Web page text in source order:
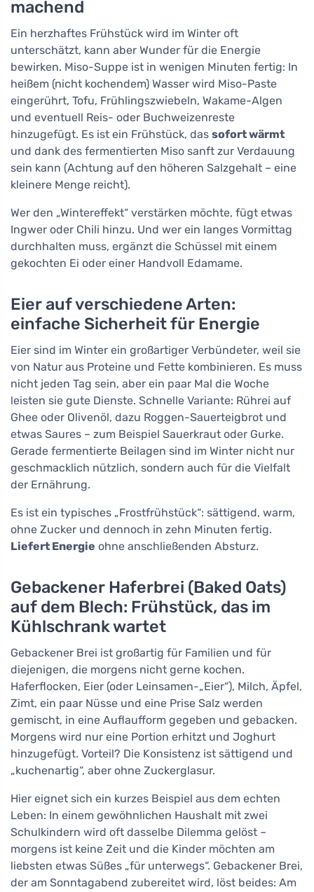
machend
Ein herzhaftes Frühstück wird im Winter oft
unterschätzt, kann aber Wunder für die Energie
bewirken. Miso-Suppe ist in wenigen Minuten fertig: In
heißem (nicht kochendem) Wasser wird Miso-Paste
eingerührt, Tofu, Frühlingszwiebeln, Wakame-Algen
und eventuell Reis- oder Buchweizenreste
hinzugefügt. Es ist ein Frühstück, das sofort wärmt
und dank des fermentierten Miso sanft zur Verdauung
sein kann (Achtung auf den höheren Salzgehalt – eine
kleinere Menge reicht).
Wer den „Wintereffekt“ verstärken möchte, fügt etwas
Ingwer oder Chili hinzu. Und wer ein langes Vormittag
durchhalten muss, ergänzt die Schüssel mit einem
gekochten Ei oder einer Handvoll Edamame.
Eier auf verschiedene Arten:
einfache Sicherheit für Energie
Eier sind im Winter ein großartiger Verbündeter, weil sie
von Natur aus Proteine und Fette kombinieren. Es muss
nicht jeden Tag sein, aber ein paar Mal die Woche
leisten sie gute Dienste. Schnelle Variante: Rührei auf
Ghee oder Olivenöl, dazu Roggen-Sauerteigbrot und
etwas Saures – zum Beispiel Sauerkraut oder Gurke.
Gerade fermentierte Beilagen sind im Winter nicht nur
geschmacklich nützlich, sondern auch für die Vielfalt
der Ernährung.
Es ist ein typisches „Frostfrühstück“: sättigend, warm,
ohne Zucker und dennoch in zehn Minuten fertig.
Liefert Energie ohne anschließenden Absturz.
Gebackener Haferbrei (Baked Oats)
auf dem Blech: Frühstück, das im
Kühlschrank wartet
Gebackener Brei ist großartig für Familien und für
diejenigen, die morgens nicht gerne kochen.
Haferflocken, Eier (oder Leinsamen-„Eier“), Milch, Äpfel,
Zimt, ein paar Nüsse und eine Prise Salz werden
gemischt, in eine Auflaufform gegeben und gebacken.
Morgens wird nur eine Portion erhitzt und Joghurt
hinzugefügt. Vorteil? Die Konsistenz ist sättigend und
„kuchenartig“, aber ohne Zuckerglasur.
Hier eignet sich ein kurzes Beispiel aus dem echten
Leben: In einem gewöhnlichen Haushalt mit zwei
Schulkindern wird oft dasselbe Dilemma gelöst –
morgens ist keine Zeit und die Kinder möchten am
liebsten etwas Süßes „für unterwegs“. Gebackener Brei,
der am Sonntagabend zubereitet wird, löst beides: Am